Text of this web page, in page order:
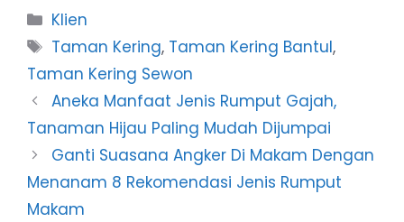
Categories
Klien
Tags
Taman Kering, Taman Kering Bantul,
Taman Kering Sewon
Aneka Manfaat Jenis Rumput Gajah,
Tanaman Hijau Paling Mudah Dijumpai
Ganti Suasana Angker Di Makam Dengan
Menanam 8 Rekomendasi Jenis Rumput
Makam